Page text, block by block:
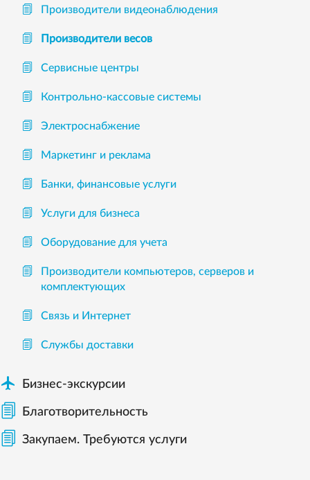
Производители видеонаблюдения
Производители весов
Сервисные центры
Контрольно-кассовые системы
Электроснабжение
Маркетинг и реклама
Банки, финансовые услуги
Услуги для бизнеса
Оборудование для учета
Производители компьютеров, серверов и
комплектующих
Связь и Интернет
Службы доставки
 Бизнес-экскурсии
Благотворительность
Закупаем. Требуются услуги